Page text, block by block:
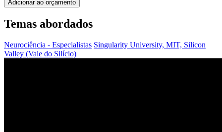
Adicionar ao orçamento
Temas abordados
Neurociência - Especialistas Singularity University, MIT, Silicon
Valley (Vale do Silício)